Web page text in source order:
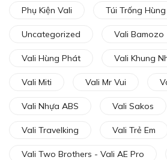
Phụ Kiện Vali Túi Trống
Uncategorized Vali Bamozo
Vali Hùng Phát Vali Khung
Vali Miti Vali Mr Vui
Vali Nhựa ABS Vali Sakos
Vali Travelking Vali Trẻ Em
Vali Two Brothers - Vali AE Pro